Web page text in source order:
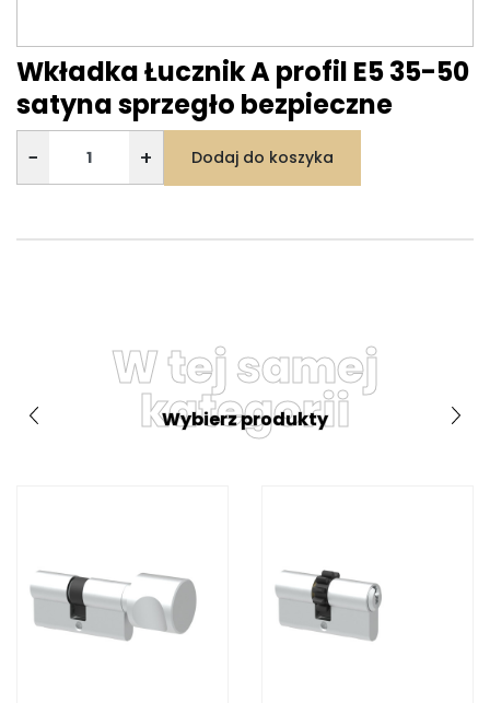
Wkładka Łucznik A profil E5 35-50
satyna sprzegło bezpieczne
− + Dodaj do koszyka
W tej samej
kategorii
Wybierz produkty